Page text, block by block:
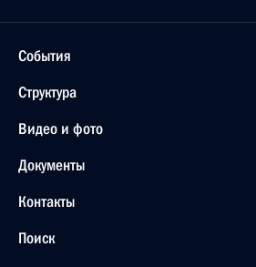
События
Структура
Видео и фото
Документы
Контакты
Поиск